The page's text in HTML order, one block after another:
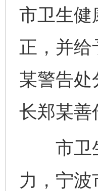
市卫生健
正，并
某警告处
长郑某善
市卫生
力，宁